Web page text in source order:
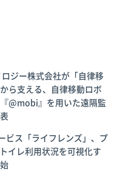
ジー株式会社が「自律移
ら支える、自律移動ロボ
@mobi』を用いた遠隔監
ビス「ライフレンズ」、プ
イレ利用状況を可視化す